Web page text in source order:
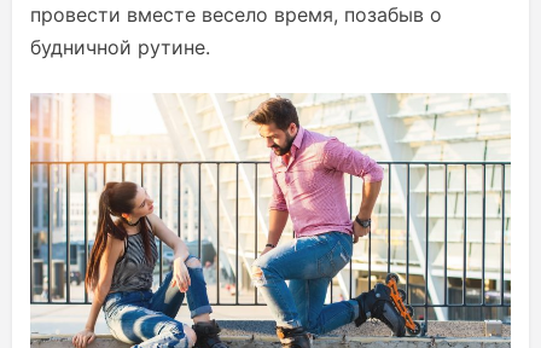
провести вместе весело время, позабыв о
будничной рутине.